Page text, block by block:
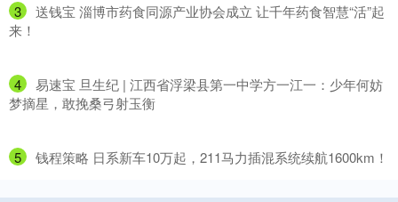
3
​送钱宝 淄博市药食同源产业协会成立 让千年药食智慧“活”起
来！
4
​易速宝 旦生纪 | 江西省浮梁县第一中学方一江一：少年何妨
梦摘星，敢挽桑弓射玉衡
5 ​钱程策略 日系新车10万起，211马力插混系统续航1600km！